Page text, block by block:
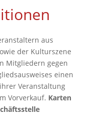
aus
der Kulturszene
Mitgliedern gegen
einen
Veranstaltung
Vorverkauf. Karten